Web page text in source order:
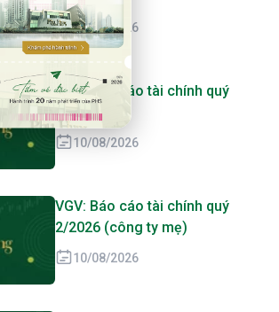
10/08/2026
VGV: Báo cáo tài chính quý
2/2026
10/08/2026
VGV: Báo cáo tài chính quý
2/2026 (công ty mẹ)
10/08/2026